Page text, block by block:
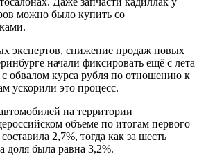
можно было купить со
экспертов, снижение продаж новых
начали фиксировать ещё с лета
с обвалом курса рубля по отношению к
ускорили это процесс.
на территории
объеме по итогам первого
2,7%, тогда как за шесть
доля была равна 3,2%.